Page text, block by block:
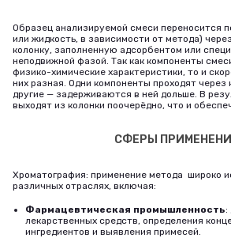
Образец анализируемой смеси переносится
или жидкость, в зависимости от метода)
колонку, заполненную адсорбентом или
неподвижной фазой. Так как компоненты
физико-химические характеристики, то и
них разная. Одни компоненты проходят через
другие — задерживаются в ней дольше. В
выходят из колонки поочерёдно, что и
СФЕРЫ
Хроматография: применение метода широко
различных отраслях, включая:
Фармацевтическая промышленность:
лекарственных средств, определения
ингредиентов и выявления примесей.